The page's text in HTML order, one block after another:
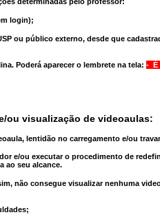
determinadas pelo professor:
login);
ou público externo, desde que
. Poderá aparecer o lembrete na tela: - É
ou visualização de videoaulas:
lentidão no carregamento e/ou
e/ou executar o procedimento de
ao seu alcance.
não consegue visualizar nenhuma